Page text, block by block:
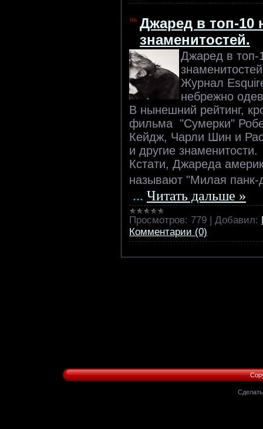
Джаред в топ-10
знаменитостей.
Джаред в топ-
Журнал
небрежно
В нынешний рейтинг,
фильма "Сумерки"
Кейдж, Чарли Шин и
и другие знаменитости.
Кстати, Джареда
называют "Милая панк-
... Читать дальше »
Просмотров: 779 Добавил:
Комментарии (0)